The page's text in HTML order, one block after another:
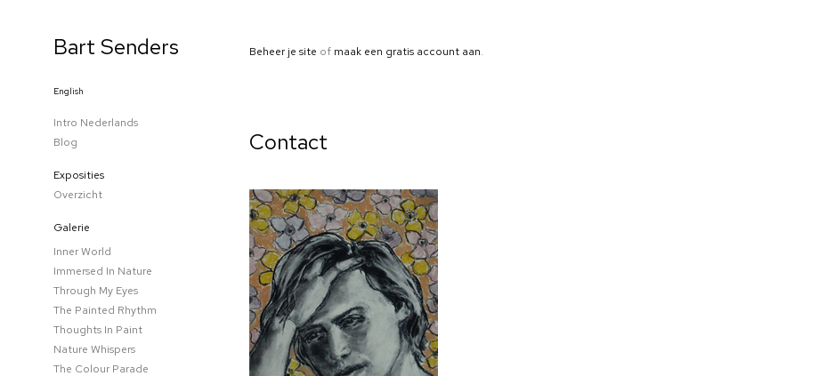
Beheer je site of maak een gratis account aan.
Contact
Bart Senders
English
Intro Nederlands
Blog
Exposities
Overzicht
Galerie
Inner World
Immersed In Nature
Through My Eyes
The Painted Rhythm
Thoughts In Paint
Nature Whispers
The Colour Parade